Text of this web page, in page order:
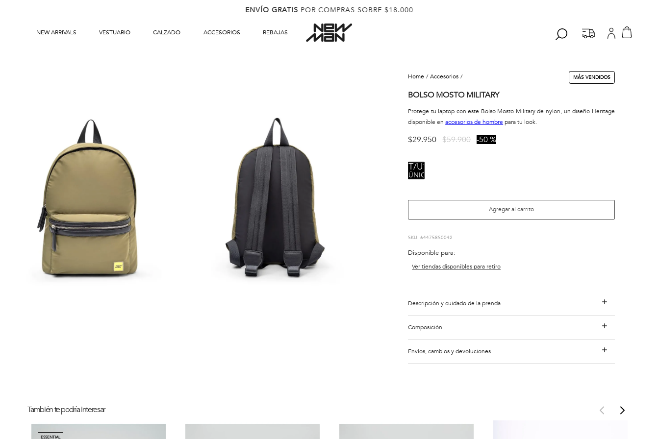
ENVÍO GRATIS POR COMPRAS SOBRE $18.000
NEW ARRIVALS VESTUARIO CALZADO ACCESORIOS REBAJAS
accesorios MÁS VENDIDOS
BOLSO MOSTO MILITARY
Protege tu laptop con este Bolso Mosto Military de nylon, un diseño Heritage
disponible enaccesorios de hombre para tu look.
$29.950 $59.900 50 %
TALLA
ÚNICA
Agregar al carrito
:644758S0042
Disponible para:
Ver tiendas disponibles para retiro
Descripción y cuidado de la prenda
Composición
Envíos, cambios y devoluciones
También te podría interesar
ESSENTIAL